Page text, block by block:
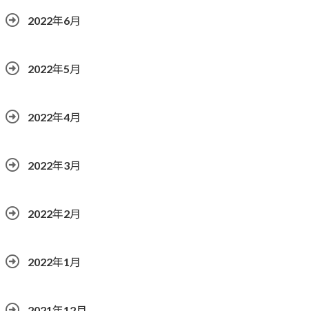
2022年6月
2022年5月
2022年4月
2022年3月
2022年2月
2022年1月